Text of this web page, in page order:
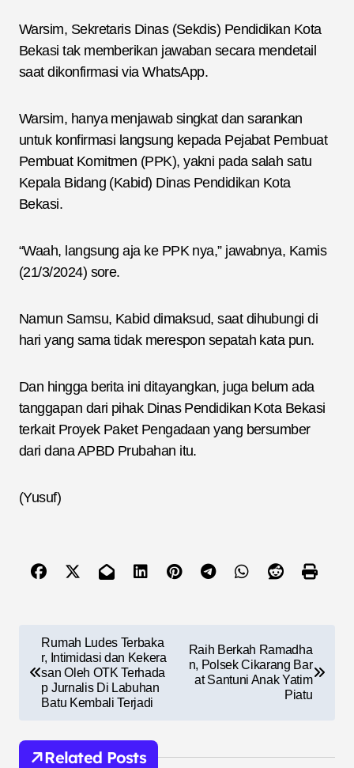
Warsim, Sekretaris Dinas (Sekdis) Pendidikan Kota
Bekasi tak memberikan jawaban secara mendetail
saat dikonfirmasi via WhatsApp.
Warsim, hanya menjawab singkat dan sarankan
untuk konfirmasi langsung kepada Pejabat Pembuat
Pembuat Komitmen (PPK), yakni pada salah satu
Kepala Bidang (Kabid) Dinas Pendidikan Kota
Bekasi.
“Waah, langsung aja ke PPK nya,” jawabnya, Kamis
(21/3/2024) sore.
Namun Samsu, Kabid dimaksud, saat dihubungi di
hari yang sama tidak merespon sepatah kata pun.
Dan hingga berita ini ditayangkan, juga belum ada
tanggapan dari pihak Dinas Pendidikan Kota Bekasi
terkait Proyek Paket Pengadaan yang bersumber
dari dana APBD Prubahan itu.
(Yusuf)
g
Rumah Ludes Terbaka
r, Intimidasi dan Kekera
san Oleh OTK Terhada
p Jurnalis Di Labuhan
Batu Kembali Terjadi
Raih Berkah Ramadha
n, Polsek Cikarang Bar
at Santuni Anak Yatim
Piatu
Related Posts